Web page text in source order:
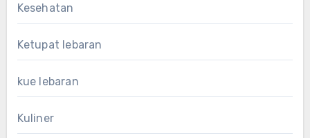
Kesehatan
Ketupat lebaran
kue lebaran
Kuliner